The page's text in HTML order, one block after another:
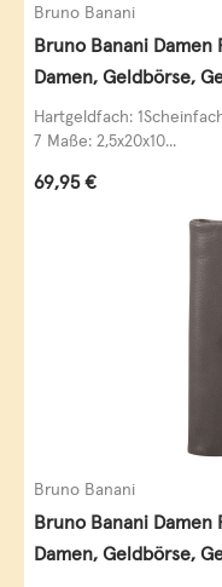
Bruno Banani
Bruno Banani
Damen, Geldbörse,
Leder
Hartgeldfach:
7 Maße: 2,5x20x10...
Regulärer Preis:
69,95 €
Bruno Banani
Bruno Banani
Damen, Geldbörse,